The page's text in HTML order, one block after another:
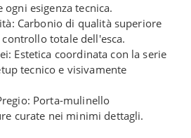
esigenza tecnica.
Carbonio di qualità superiore
totale dell'esca.
Estetica coordinata con la serie
tecnico e visivamente
Porta-mulinello
curate nei minimi dettagli.